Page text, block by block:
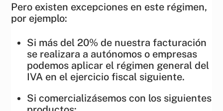
Pero existen excepciones en este régimen,
por ejemplo:
Si más del 20% de nuestra facturación
se realizara a autónomos o empresas
podemos aplicar el régimen general del
IVA en el ejercicio fiscal siguiente.
Si comercializásemos con los siguientes